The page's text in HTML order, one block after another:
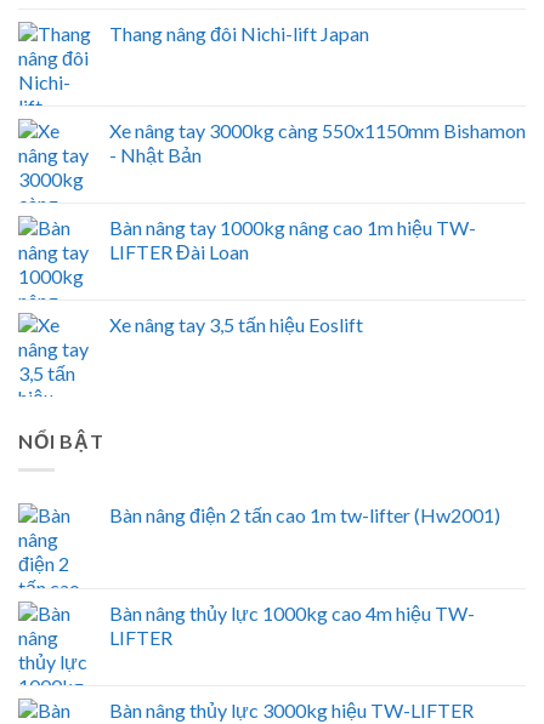
Thang nâng đôi Nichi-lift Japan
Xe nâng tay 3000kg càng 550x1150mm Bishamon
- Nhật Bản
Bàn nâng tay 1000kg nâng cao 1m hiệu TW-
LIFTER Đài Loan
Xe nâng tay 3,5 tấn hiệu Eoslift
NỔI BẬT
Bàn nâng điện 2 tấn cao 1m tw-lifter (Hw2001)
Bàn nâng thủy lực 1000kg cao 4m hiệu TW-
LIFTER
Bàn nâng thủy lực 3000kg hiệu TW-LIFTER